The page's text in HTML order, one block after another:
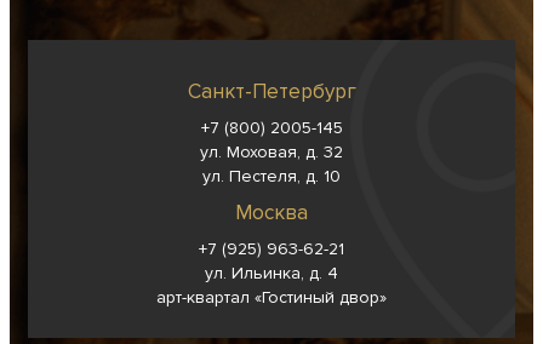
Санкт-Петербург
+7 (800) 2005-145
ул. Моховая, д. 32
ул. Пестеля, д. 10
Москва
+7 (925) 963-62-21
ул. Ильинка, д. 4
арт-квартал «Гостиный двор»